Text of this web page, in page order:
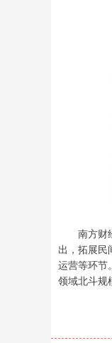
南方财经
出，拓展民
运营等环节
领域北斗规